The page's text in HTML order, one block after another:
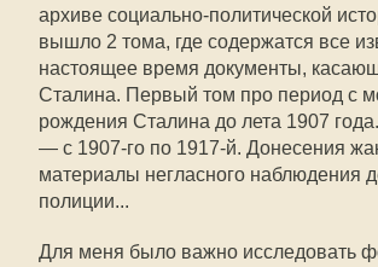
архиве социально-политической
вышло 2 тома, где содержатся все
настоящее время документы,
Сталина. Первый том про период с
рождения Сталина до лета 1907
— с 1907-го по 1917-й. Донесения
материалы негласного наблюдения
полиции...
Для меня было важно исследовать